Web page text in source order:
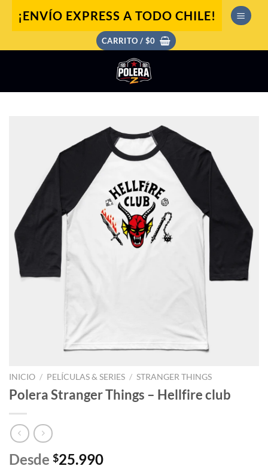
¡ENVÍO EXPRESS A TODO CHILE!
CARRITO / $0
INICIO / PELÍCULAS & SERIES / STRANGER THINGS
Polera Stranger Things – Hellfire club
Desde $25.990